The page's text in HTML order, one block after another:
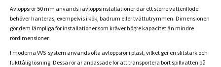
Avloppsrör 50 mm används i avloppsinstallationer där ett större vattenflöde
behöver hanteras, exempelvis i kök, badrum eller tvättutrymmen. Dimensionen
gör dem lämpliga för installationer som kräver högre kapacitet än mindre
rördimensioner.
I moderna VVS-system används ofta avloppsrör i plast, vilket ger en slitstark och
fukttålig lösning. Dessa rör är anpassade för att transportera bort spillvatten på